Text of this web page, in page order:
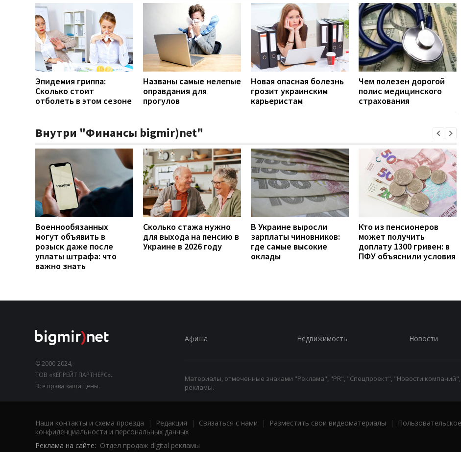
Эпидемия гриппа:
Сколько стоит
отболеть в этом сезоне
Названы самые нелепые
оправдания для
прогулов
Новая опасная болезнь
грозит украинским
карьеристам
Чем полезен дорогой
полис медицинского
страхования
Внутри "Финансы bigmir)net"
Военнообязанных
могут объявить в
розыск даже после
уплаты штрафа: что
важно знать
Сколько стажа нужно
для выхода на пенсию в
Украине в 2026 году
В Украине выросли
зарплаты чиновников:
где самые высокие
оклады
Кто из пенсионеров
может получить
доплату 1300 гривен: в
ПФУ объяснили условия
© 2000-2024,
ТОВ «КЕПРЕЙТ ПАРТНЕРС».
Все права защищены.
Афиша Недвижимость Новости
Материалы, отмеченные знаками "Реклама", "PR", "Спецпроект", "Новости
рекламы.
Наши контакты и схема проезда | Редакция | Связаться с нами | Разместить свои видеоматериалы |
конфиденциальности и персональных данных
Реклама на сайте: Отдел продаж digital рекламы